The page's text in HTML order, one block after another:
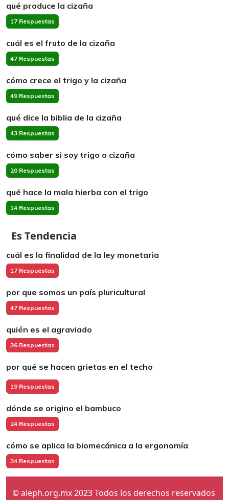
qué produce la cizaña
17 Respuestas
cuál es el fruto de la cizaña
47 Respuestas
cómo crece el trigo y la cizaña
49 Respuestas
qué dice la biblia de la cizaña
43 Respuestas
cómo saber si soy trigo o cizaña
20 Respuestas
qué hace la mala hierba con el trigo
14 Respuestas
Es Tendencia
cuál es la finalidad de la ley monetaria
17 Respuestas
por que somos un país pluricultural
47 Respuestas
quién es el agraviado
36 Respuestas
por qué se hacen grietas en el techo
19 Respuestas
dónde se origino el bambuco
24 Respuestas
cómo se aplica la biomecánica a la ergonomía
34 Respuestas
© aleph.org.mx 2023 Todos los derechos reservados